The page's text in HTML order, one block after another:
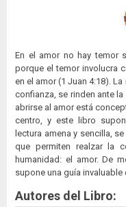
En el amor no hay temor
porque el temor involucra
en el amor (1 Juan 4:18).
confianza, se rinden ante
abrirse al amor está
centro, y este libro
lectura amena y sencilla,
que permiten realzar la
humanidad: el amor. De
supone una guía
Autores del Libro: